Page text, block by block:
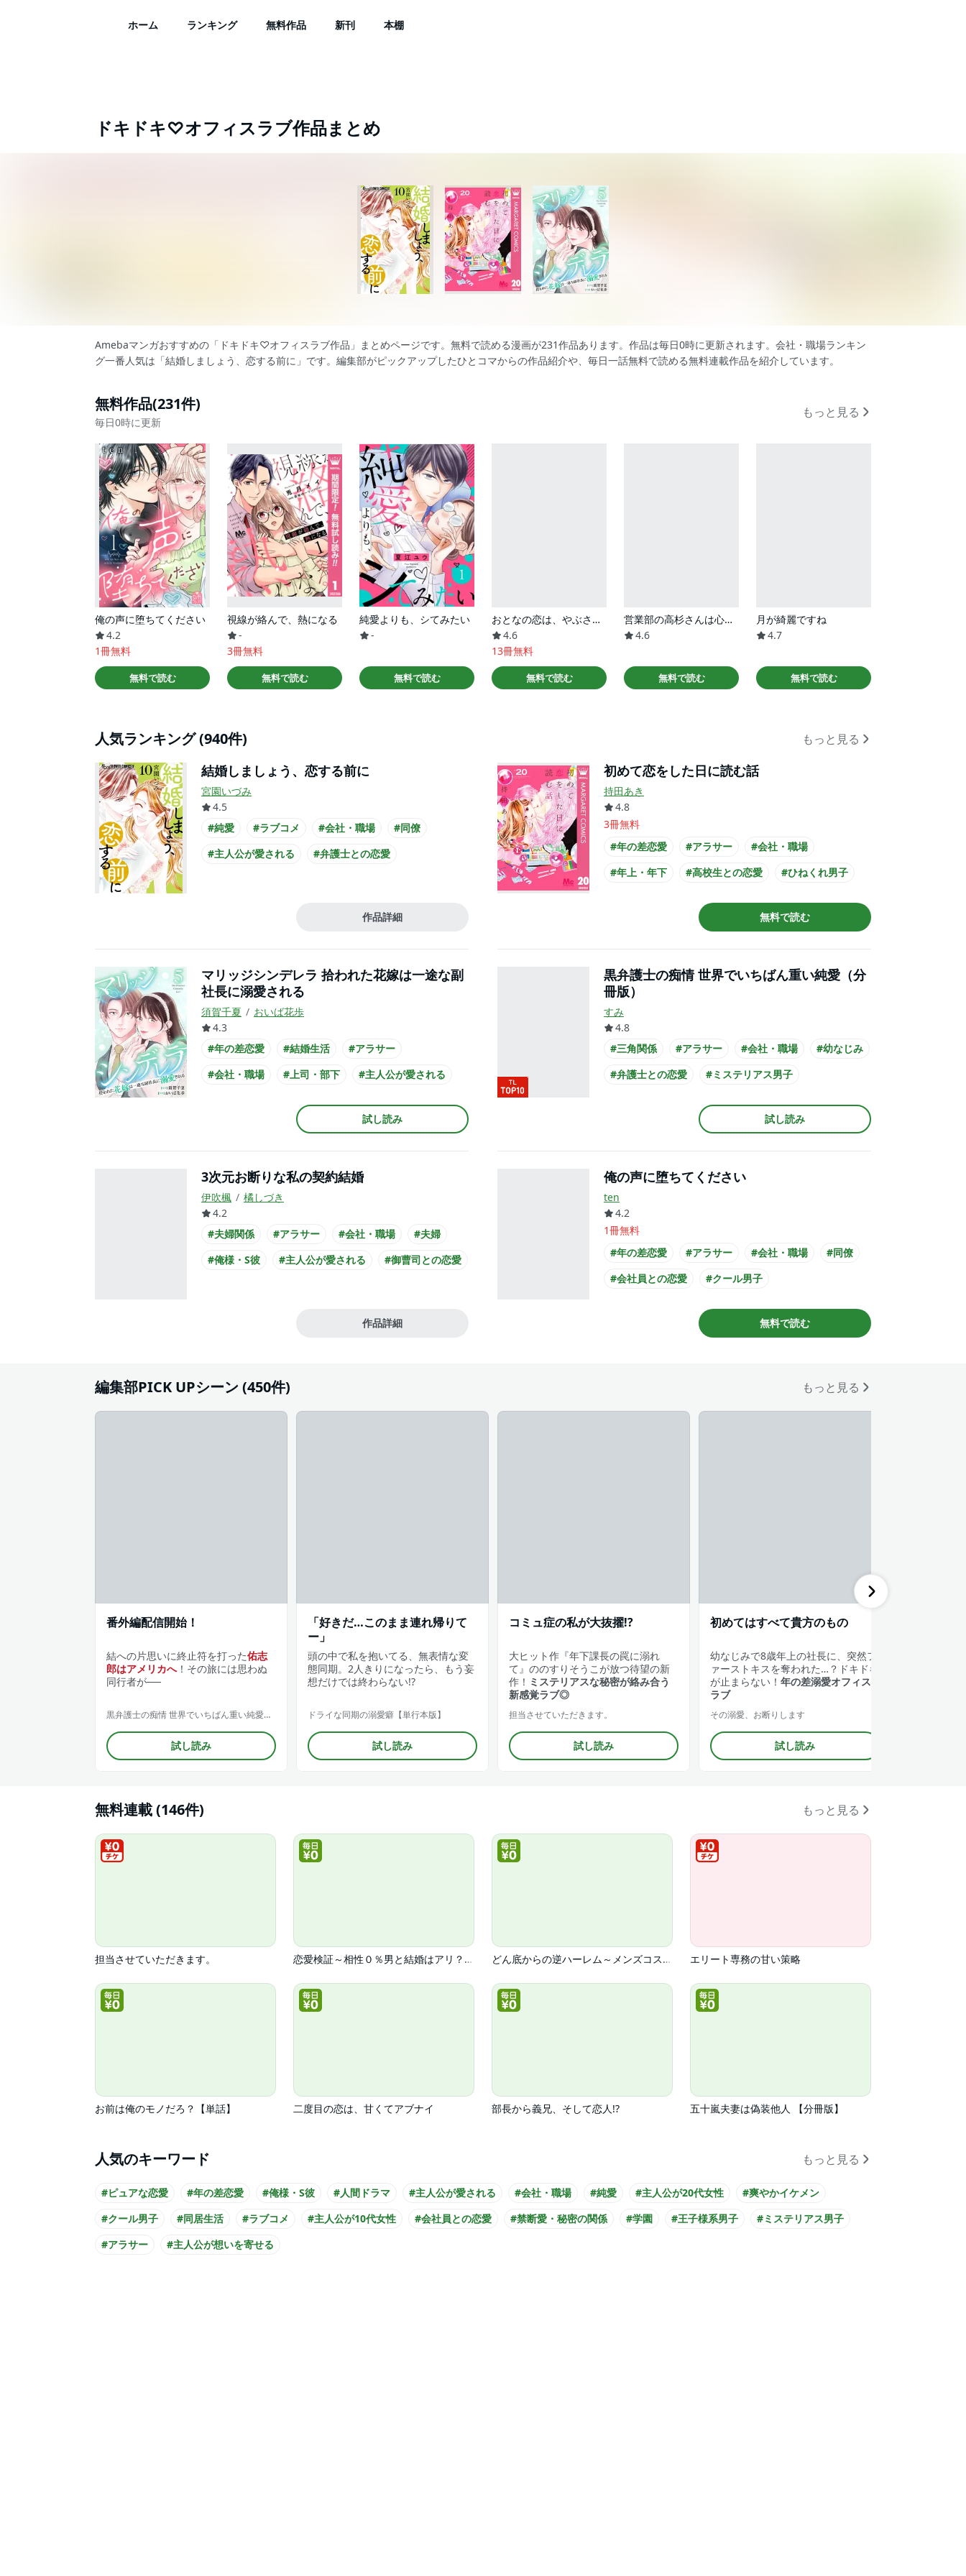
ホーム ランキング 無料作品 新刊 本棚
ドキドキ♡オフィスラブ作品まとめ
Amebaマンガおすすめの「ドキドキ♡オフィスラブ作品」まとめページです。無料で読める漫画が231作品あります。作品は毎日0時に更新されます。会社・職場ランキン
グ一番人気は「結婚しましょう、恋する前に」です。編集部がピックアップしたひとコマからの作品紹介や、毎日一話無料で読める無料連載作品を紹介しています。
無料作品(231件)
毎日0時に更新
もっと見る
俺の声に堕ちてください
4.2
1冊無料
無料で読む
視線が絡んで、熱になる
-
3冊無料
無料で読む
純愛よりも、シてみたい
-
無料で読む
おとなの恋は、やぶさかにつき。
4.6
13冊無料
無料で読む
営業部の高杉さんは心臓に悪い
4.6
無料で読む
月が綺麗ですね
4.7
無料で読む
人気ランキング (940件) もっと見る
結婚しましょう、恋する前に
宮園いづみ
4.5
#純愛
#ラブコメ #会社・職場
#同僚
#主人公が愛される
#弁護士との恋愛
作品詳細
初めて恋をした日に読む話
持田あき
4.8
3冊無料
#年の差恋愛
#アラサー
#会社・職場
#年上・年下
#高校生との恋愛
#ひねくれ男子
無料で読む
マリッジシンデレラ 拾われた花嫁は一途な副
社長に溺愛される
須賀千夏
おいば花歩
4.3
#年の差恋愛
#結婚生活
#アラサー
#会社・職場
#上司・部下
#主人公が愛される
試し読み
黒弁護士の痴情 世界でいちばん重い純愛（分
冊版）
すみ
4.8
#三角関係
#アラサー #会社・職場
#幼なじみ
#弁護士との恋愛
#ミステリアス男子
試し読み
3次元お断りな私の契約結婚
伊吹楓
橘しづき
4.2
#夫婦関係
#アラサー #会社・職場
#夫婦
#俺様・S彼
#主人公が愛される
#御曹司との恋愛
作品詳細
俺の声に堕ちてください
ten
4.2
1冊無料
#年の差恋愛
#アラサー #会社・職場
#同僚
#会社員との恋愛
#クール男子
無料で読む
編集部PICK UPシーン (450件) もっと見る
番外編配信開始！
結への片思いに終止符を打った佑志
郎はアメリカへ！その旅には思わぬ
同行者が──
黒弁護士の痴情 世界でいちばん重い純愛（分冊版）
試し読み
「好きだ…このまま連れ帰りて
ー」
頭の中で私を抱いてる、無表情な変
態同期。2人きりになったら、もう妄
想だけでは終わらない!?
ドライな同期の溺愛癖【単行本版】
試し読み
コミュ症の私が大抜擢!?
大ヒット作『年下課長の罠に溺れ
て』ののすりそうこが放つ待望の新
作！ ミステリアスな秘密が絡み合う
新感覚ラブ◎
担当させていただきます。
試し読み
初めてはすべて貴方のもの
幼なじみで8歳年上の社長に、突然フ
ァーストキスを奪われた…？ドキドキ
が止まらない！ 年の差溺愛オフィス
ラブ
その溺愛、お断りします
試し読み
無料連載 (146件) もっと見る
担当させていただきます。 恋愛検証～相性０％男と結婚はアリ？【電子単行本版】 どん底からの逆ハーレム～メンズコスメ企画部に異動ですか！？～ エリート専務の甘い策略
お前は俺のモノだろ？【単話】 二度目の恋は、甘くてアブナイ 部長から義兄、そして恋人!? 五十嵐夫妻は偽装他人 【分冊版】
人気のキーワード もっと見る
#ピュアな恋愛 #年の差恋愛 #俺様・S彼 #人間ドラマ #主人公が愛される #会社・職場 #純愛 #主人公が20代女性
#爽やかイケメン
#クール男子
#同居生活 #ラブコメ #主人公が10代女性 #会社員との恋愛 #禁断愛・秘密の関係 #学園 #王子様系男子
#ミステリアス男子
#アラサー
#主人公が想いを寄せる